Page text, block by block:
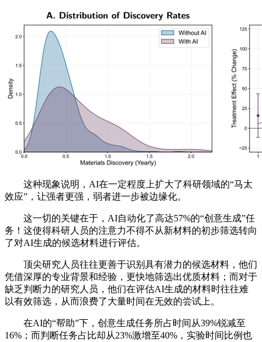
这种现象说明，AI在一定程度上扩大了科研领域的“马太
效应”，让强者更强，弱者进一步被边缘化。
这一切的关键在于，AI自动化了高达57%的“创意生成”任
务！这使得科研人员的注意力不得不从新材料的初步筛选转向
了对AI生成的候选材料进行评估。
顶尖研究人员往往更善于识别具有潜力的候选材料，他们
凭借深厚的专业背景和经验，更快地筛选出优质材料；而对于
缺乏判断力的研究人员，他们在评估AI生成的材料时往往难
以有效筛选，从而浪费了大量时间在无效的尝试上。
在AI的“帮助”下，创意生成任务所占时间从39%锐减至
16%；而判断任务占比却从23%激增至40%，实验时间比例也